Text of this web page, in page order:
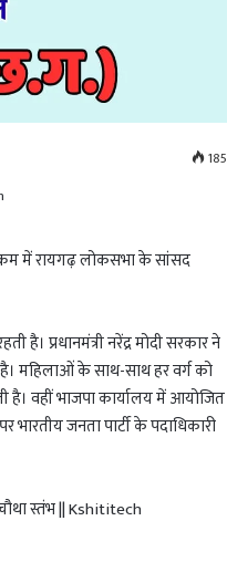
185
में रायगढ़ लोकसभा के सांसद
प्रधानमंत्री नरेंद्र मोदी सरकार ने
महिलाओं के साथ-साथ हर वर्ग को
है। वहीं भाजपा कार्यालय में आयोजित
जनता पार्टी के पदाधिकारी